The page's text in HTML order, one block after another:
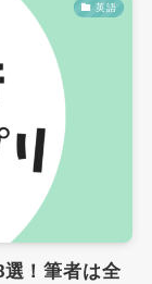
英語
！筆者は全